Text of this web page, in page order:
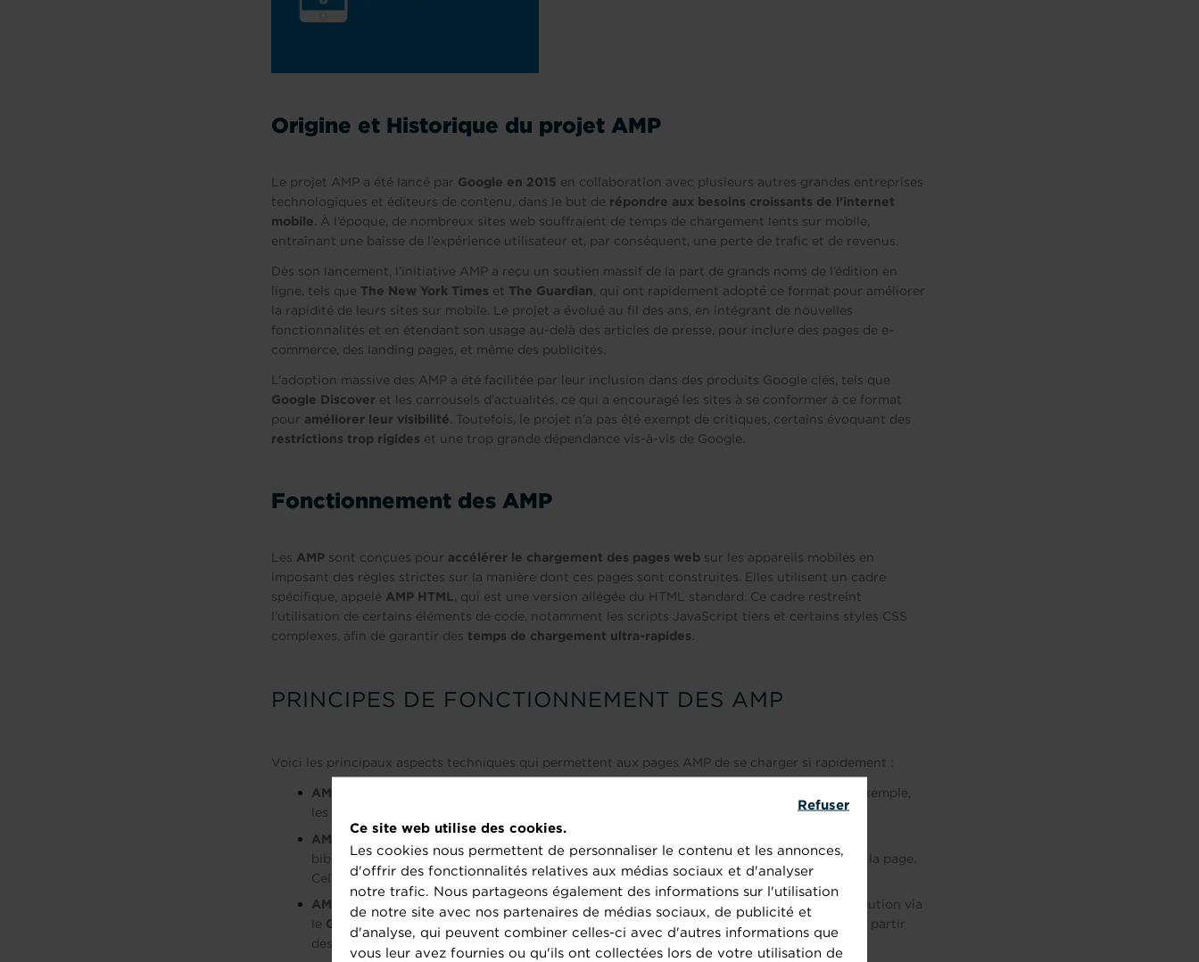
Refuser
Ce site web utilise des cookies.
Les cookies nous permettent de personnaliser le contenu et les annonces,
d'offrir des fonctionnalités relatives aux médias sociaux et d'analyser
notre trafic. Nous partageons également des informations sur l'utilisation
de notre site avec nos partenaires de médias sociaux, de publicité et
d'analyse, qui peuvent combiner celles-ci avec d'autres informations que
vous leur avez fournies ou qu'ils ont collectées lors de votre utilisation de
Origine et Historique du projet AMP
Le projet AMP a été lancé par Google en 2015 en collaboration avec plusieurs autres grandes entreprises
technologiques et éditeurs de contenu, dans le but de répondre aux besoins croissants de l’internet
mobile . À l’époque, de nombreux sites web souffraient de temps de chargement lents sur mobile,
entraînant une baisse de l’expérience utilisateur et, par conséquent, une perte de trafic et de revenus.
Dès son lancement, l’initiative AMP a reçu un soutien massif de la part de grands noms de l’édition en
ligne, tels que The New York Times et The Guardian , qui ont rapidement adopté ce format pour améliorer
la rapidité de leurs sites sur mobile. Le projet a évolué au fil des ans, en intégrant de nouvelles
fonctionnalités et en étendant son usage au-delà des articles de presse, pour inclure des pages de e-
commerce, des landing pages, et même des publicités.
L’adoption massive des AMP a été facilitée par leur inclusion dans des produits Google clés, tels que
Google Discover et les carrousels d’actualités, ce qui a encouragé les sites à se conformer à ce format
pour améliorer leur visibilité . Toutefois, le projet n’a pas été exempt de critiques, certains évoquant des
restrictions trop rigides et une trop grande dépendance vis-à-vis de Google.
Fonctionnement des AMP
Les AMP sont conçues pour accélérer le chargement des pages web sur les appareils mobiles en
imposant des règles strictes sur la manière dont ces pages sont construites. Elles utilisent un cadre
spécifique, appelé AMP HTML , qui est une version allégée du HTML standard. Ce cadre restreint
l’utilisation de certains éléments de code, notamment les scripts JavaScript tiers et certains styles CSS
complexes, afin de garantir des temps de chargement ultra-rapides
PRINCIPES DE FONCTIONNEMENT DES AMP
Voici les principaux aspects techniques qui permettent aux pages AMP de se charger si rapidement :
AMP HTML
: Une version simplifiée du HTML classique, avec des balises spécifiques. Par exemple,
les images doivent utiliser la balise
AMP JavaScript
: Les AMP interdisent l’utilisation de JavaScript tiers, à l’exception de la
bibliothèque JavaScript AMP, qui garantit l’exécution asynchrone de tous les éléments de la page.
Cela réduit le risque de blocage du rendu par des scripts lourds.
AMP Cache
: Google met en cache les pages AMP sur ses serveurs, permettant leur distribution via
le Google AMP Cache
. Ce système de cache permet de livrer les pages AMP directement à partir
des serveurs de Google, réduisant ainsi le temps de parcours réseau.